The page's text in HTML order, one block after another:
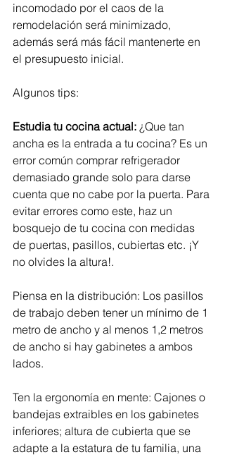
incomodado por el caos de la
remodelación será minimizado,
además será más fácil mantenerte en
el presupuesto inicial.
Algunos tips:
Estudia tu cocina actual: ¿Que tan
ancha es la entrada a tu cocina? Es un
error común comprar refrigerador
demasiado grande solo para darse
cuenta que no cabe por la puerta. Para
evitar errores como este, haz un
bosquejo de tu cocina con medidas
de puertas, pasillos, cubiertas etc. ¡Y
no olvides la altura!.
Piensa en la distribución: Los pasillos
de trabajo deben tener un mínimo de 1
metro de ancho y al menos 1,2 metros
de ancho si hay gabinetes a ambos
lados.
Ten la ergonomía en mente: Cajones o
bandejas extraibles en los gabinetes
inferiores; altura de cubierta que se
adapte a la estatura de tu familia, una